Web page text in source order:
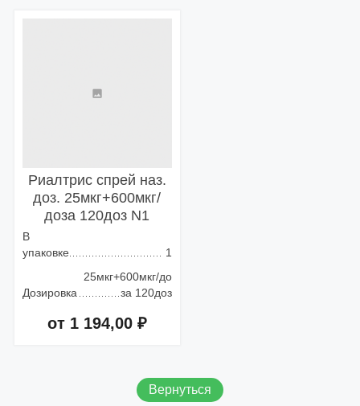
Риалтрис спрей наз.
доз. 25мкг+600мкг/
доза 120доз N1
В
упаковке
1
Дозировка
25мкг+600мкг/до
за 120доз
от 1 194,00 ₽
Вернуться